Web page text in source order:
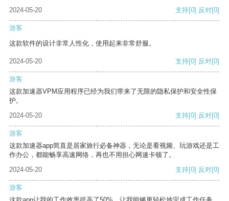
2024-05-20
支持[0] 反对[0]
游客
这款软件的设计非常人性化，使用起来非常舒服。
2024-05-20 支持[0] 反对[0]
游客
这款加速器VPM应用程序已经为我们带来了无限的隐私保护和安全性保
护。
2024-05-20
支持[0] 反对[0]
游客
这款加速器app简直是居家旅行必备神器，无论是看视频、玩游戏还是工
作办公，都能畅享高速网络，再也不用担心网速卡顿了。
2024-05-20
支持[0] 反对[0]
游客